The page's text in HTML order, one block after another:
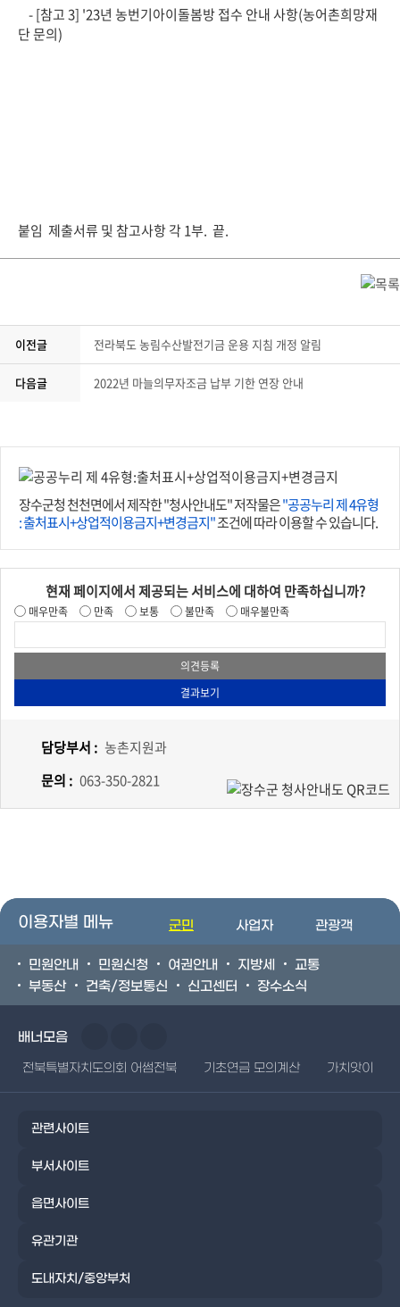
- [참고 3] '23년 농번기아이돌봄방 접수 안내 사항(농어촌희망재
단 문의)
붙임 제출서류 및 참고사항 각 1부. 끝.
이전글 전라북도 농림수산발전기금 운용 지침 개정 알림
다음글 2022년 마늘의무자조금 납부 기한 연장 안내
장수군청 천천면에서 제작한 "청사안내도" 저작물은"공공누리 제 4유형
: 출처표시+상업적이용금지+변경금지"조건에 따라 이용할 수 있습니다.
현재 페이지에서 제공되는 서비스에 대하여 만족하십니까?
매우만족 만족 보통 불만족 매우불만족
담당부서 : 농촌지원과
문의 : 063-350-2821
이용자별 메뉴 군민 사업자 관광객
민원안내 민원신청 여권안내 지방세
교통
부동산
건축/정보통신 신고센터 장수소식
배너모음
전북특별자치도의회 어썸전북 기초연금 모의계산 가치앗이
관련사이트
부서사이트
읍면사이트
유관기관
도내자치/중앙부처